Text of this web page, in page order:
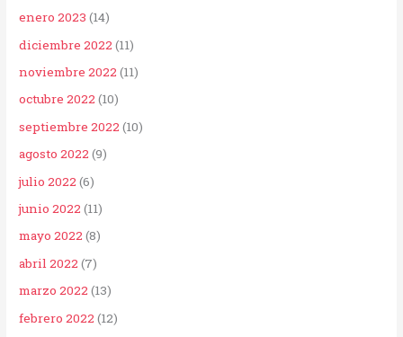
enero 2023 (14)
diciembre 2022 (11)
noviembre 2022 (11)
octubre 2022 (10)
septiembre 2022 (10)
agosto 2022 (9)
julio 2022 (6)
junio 2022 (11)
mayo 2022 (8)
abril 2022 (7)
marzo 2022 (13)
febrero 2022 (12)